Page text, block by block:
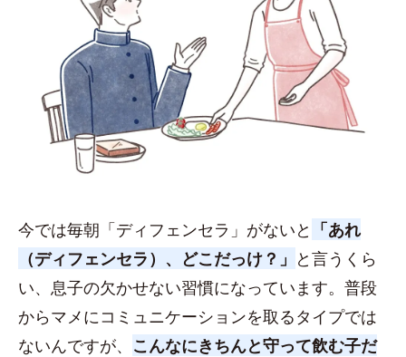
今では毎朝「ディフェンセラ」がないと 「あれ
（ディフェンセラ）、どこだっけ？」 と言うくら
い、息子の欠かせない習慣になっています。普段
からマメにコミュニケーションを取るタイプでは
ないんですが、 こんなにきちんと守って飲む子だ